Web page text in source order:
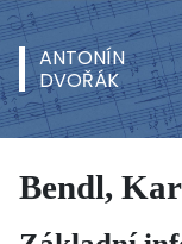
ANTONÍN
DVOŘÁK
Bendl,